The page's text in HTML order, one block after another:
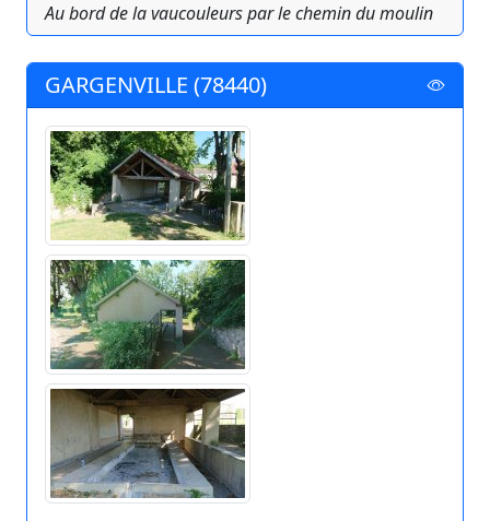
Au bord de la vaucouleurs par le chemin du moulin
GARGENVILLE (78440)